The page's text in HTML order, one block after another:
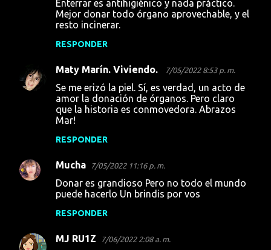
t
s
Enterrar es antihigiénico y nada práctico.
Mejor donar todo órgano aprovechable, y el
resto incinerar.
RESPONDER
Maty Marín. Viviendo. 7/05/2022 8:53 p. m.
Se me erizó la piel. Sí, es verdad, un acto de
amor la donación de órganos. Pero claro
que la historia es conmovedora. Abrazos
Mar!
RESPONDER
Mucha 7/05/2022 11:16 p. m.
Donar es grandioso Pero no todo el mundo
puede hacerlo Un brindis por vos
RESPONDER
MJ RU1Z 7/06/2022 2:08 a. m.